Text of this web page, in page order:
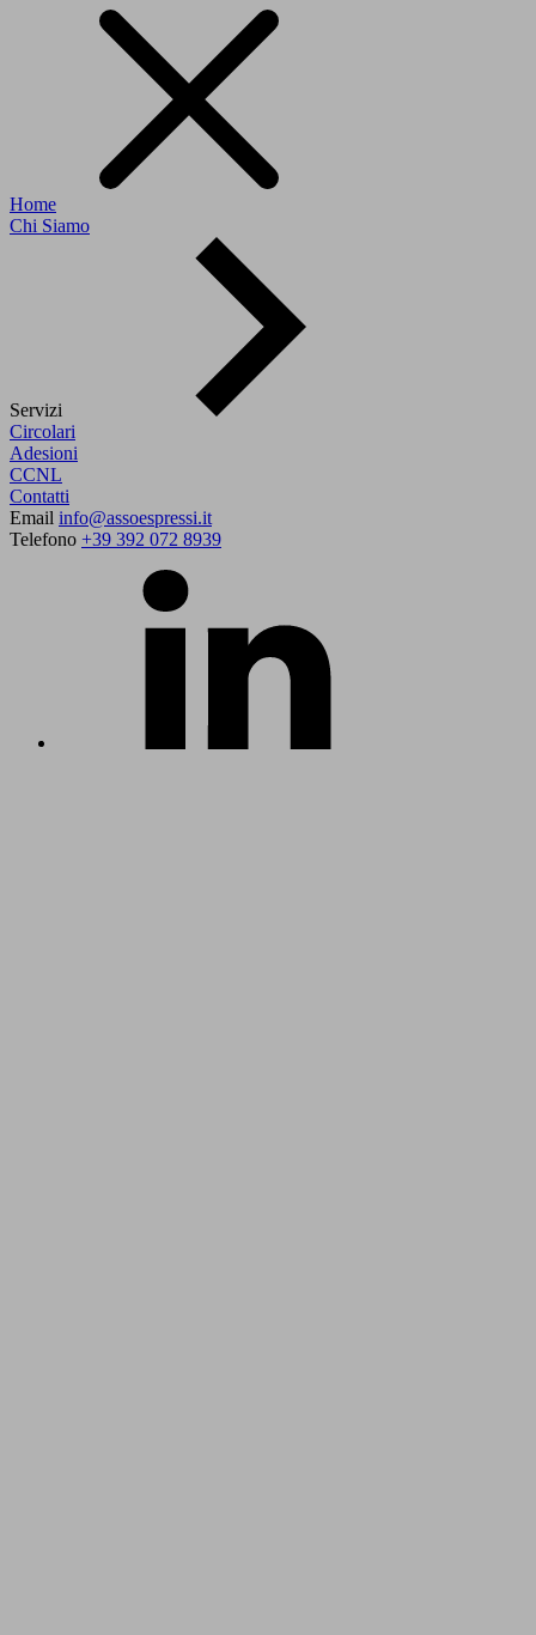
Home
Chi Siamo
Servizi
Circolari
Adesioni
CCNL
Contatti
Email info@assoespressi.it
Telefono +39 392 072 8939